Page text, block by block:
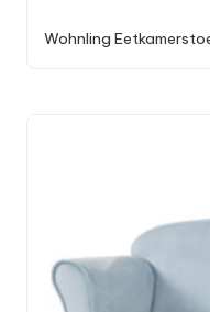
Wohnling